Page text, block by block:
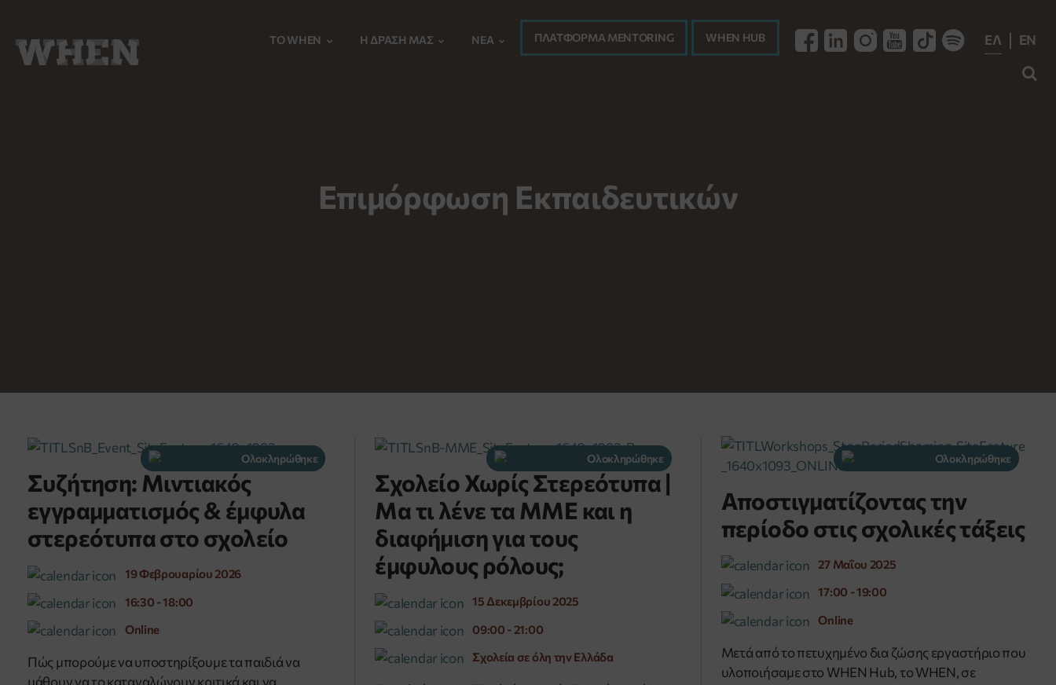
TO WHEN Η ΔΡΆΣΗ ΜΑΣ ΝΈΑ ΠΛΑΤΦΟΡΜΑ MENTORING WHEN HUB ΕΛ EN

Επιμόρφωση Εκπαιδευτικών
Ολοκληρώθηκε
Συζήτηση: Μιντιακός
εγγραμματισμός & έμφυλα
στερεότυπα στο σχολείο
19 Φεβρουαρίου 2026
16:30 - 18:00
Online
Πώς μπορούμε να υποστηρίξουμε τα παιδιά να
μάθουν να το καταναλώνουν κριτικά και να
Ολοκληρώθηκε
Σχολείο Χωρίς Στερεότυπα |
Μα τι λένε τα ΜΜΕ και η
διαφήμιση για τους
έμφυλους ρόλους;
15 Δεκεμβρίου 2025
09:00 - 21:00
Σχολεία σε όλη την Ελλάδα
Ολοκληρώθηκε
Αποστιγματίζοντας την
περίοδο στις σχολικές τάξεις
27 Μαΐου 2025
17:00 - 19:00
Online
​Μετά από το πετυχημένο δια ζώσης εργαστήριο που
υλοποιήσαμε στο WHEN Hub, το WHEN, σε